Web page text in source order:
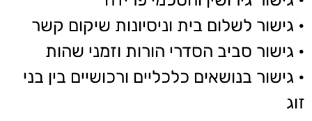
• גישור לשלום בית וניסיונות שיקום קשר
• גישור סביב הסדרי הורות וזמני שהות
• גישור בנושאים כלכליים ורכושיים בין בני
זוג